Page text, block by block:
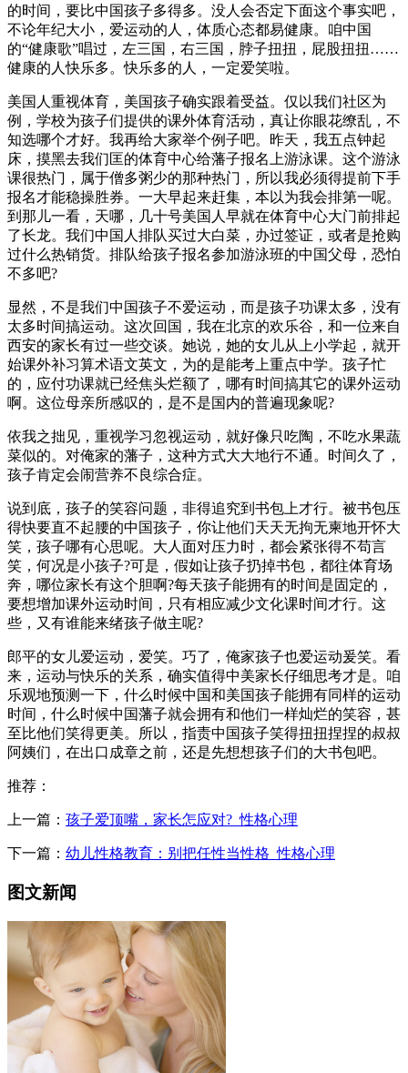
的时间，要比中国孩子多得多。没人会否定下面这个事实吧，
不论年纪大小，爱运动的人，体质心态都易健康。咱中国
的“健康歌”唱过，左三国，右三国，脖子扭扭，屁股扭扭……
健康的人快乐多。快乐多的人，一定爱笑啦。
美国人重视体育，美国孩子确实跟着受益。仅以我们社区为
例，学校为孩子们提供的课外体育活动，真让你眼花缭乱，不
知选哪个才好。我再给大家举个例子吧。昨天，我五点钟起
床，摸黑去我们匡的体育中心给藩子报名上游泳课。这个游泳
课很热门，属于僧多粥少的那种热门，所以我必须得提前下手
报名才能稳操胜券。一大早起来赶集，本以为我会排第一呢。
到那儿一看，天哪，几十号美国人早就在体育中心大门前排起
了长龙。我们中国人排队买过大白菜，办过签证，或者是抢购
过什么热销货。排队给孩子报名参加游泳班的中国父母，恐怕
不多吧?
显然，不是我们中国孩子不爱运动，而是孩子功课太多，没有
太多时间搞运动。这次回国，我在北京的欢乐谷，和一位来自
西安的家长有过一些交谈。她说，她的女儿从上小学起，就开
始课外补习算术语文英文，为的是能考上重点中学。孩子忙
的，应付功课就已经焦头烂额了，哪有时间搞其它的课外运动
啊。这位母亲所感叹的，是不是国内的普遍现象呢?
依我之拙见，重视学习忽视运动，就好像只吃陶，不吃水果蔬
菜似的。对俺家的藩子，这种方式大大地行不通。时间久了，
孩子肯定会闹营养不良综合症。
说到底，孩子的笑容问题，非得追究到书包上才行。被书包压
得快要直不起腰的中国孩子，你让他们天天无拘无柬地开怀大
笑，孩子哪有心思呢。大人面对压力时，都会紧张得不苟言
笑，何况是小孩子?可是，假如让孩子扔掉书包，都往体育场
奔，哪位家长有这个胆啊?每天孩子能拥有的时间是固定的，
要想增加课外运动时间，只有相应减少文化课时间才行。这
些，又有谁能来绪孩子做主呢?
郎平的女儿爱运动，爱笑。巧了，俺家孩子也爱运动爰笑。看
来，运动与快乐的关系，确实值得中美家长仔细思考才是。咱
乐观地预测一下，什么时候中国和美国孩子能拥有同样的运动
时间，什么时候中国藩子就会拥有和他们一样灿烂的笑容，甚
至比他们笑得更美。所以，指责中国孩子笑得扭扭捏捏的叔叔
阿姨们，在出口成章之前，还是先想想孩子们的大书包吧。
推荐：
上一篇： 孩子爱顶嘴，家长怎应对?_性格心理
下一篇： 幼儿性格教育：别把任性当性格_性格心理
图文新闻